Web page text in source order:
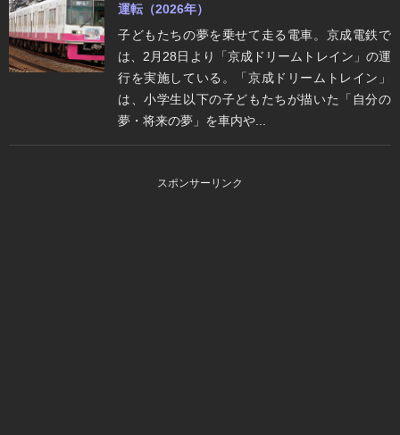
運転（2026年）
子どもたちの夢を乗せて走る電車。京成電鉄で
は、2月28日より「京成ドリームトレイン」の運
行を実施している。「京成ドリームトレイン」
は、小学生以下の子どもたちが描いた「自分の
夢・将来の夢」を車内や...
スポンサーリンク